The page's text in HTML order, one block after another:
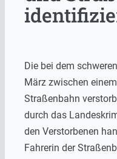
Die bei dem
März zwischen
Straßenbahn
durch das
den Verstorbenen
Fahrerin der